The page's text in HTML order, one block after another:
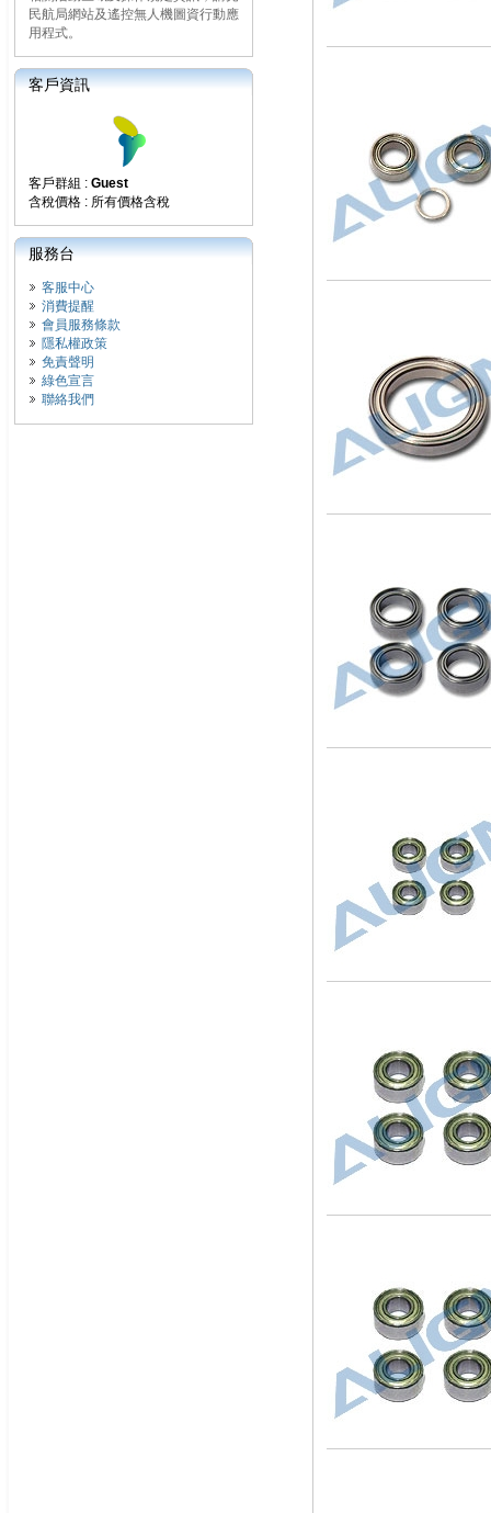
民航局網站及遙控無人機圖資行動應
用程式。
客戶資訊
客戶群組 : Guest
含稅價格 : 所有價格含稅
服務台
客服中心
消費提醒
會員服務條款
隱私權政策
免責聲明
綠色宣言
聯絡我們